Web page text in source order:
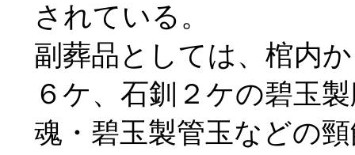
されている。
副葬品としては、棺内
６ケ、石釧２ケの碧玉
魂・碧玉製管玉などの